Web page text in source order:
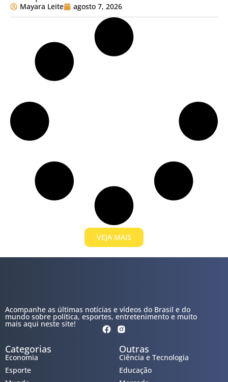
Mayara Leite agosto 7, 2026
VEJA MAIS
Acompanhe as últimas notícias e vídeos do Brasil e do
mundo sobre política, esportes, entretenimento e muito
mais aqui neste site!
Categorias
Economia
Esporte
Outras
Ciência e Tecnologia
Educação